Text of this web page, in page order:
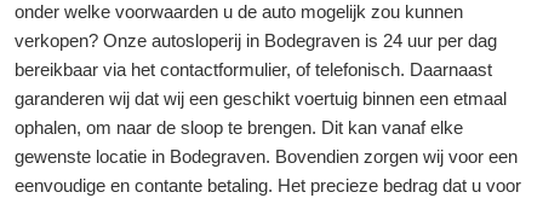
onder welke voorwaarden u de auto mogelijk zou kunnen
verkopen? Onze autosloperij in Bodegraven is 24 uur per dag
bereikbaar via het contactformulier, of telefonisch. Daarnaast
garanderen wij dat wij een geschikt voertuig binnen een etmaal
ophalen, om naar de sloop te brengen. Dit kan vanaf elke
gewenste locatie in Bodegraven. Bovendien zorgen wij voor een
eenvoudige en contante betaling. Het precieze bedrag dat u voor